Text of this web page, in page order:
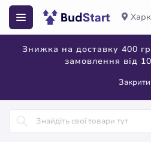
Знижка на доставку 400
замовлення від
Закрити